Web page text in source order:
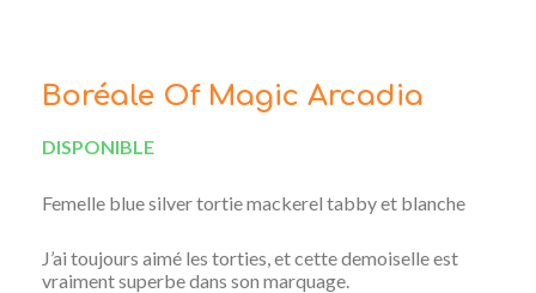
Boréale Of Magic Arcadia
DISPONIBLE
Femelle blue silver tortie mackerel tabby et blanche
J’ai toujours aimé les torties, et cette demoiselle est
vraiment superbe dans son marquage.